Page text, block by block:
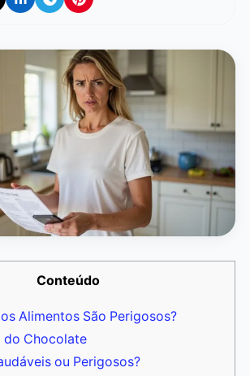
Conteúdo
Alimentos São Perigosos?
do Chocolate
ou Perigosos?